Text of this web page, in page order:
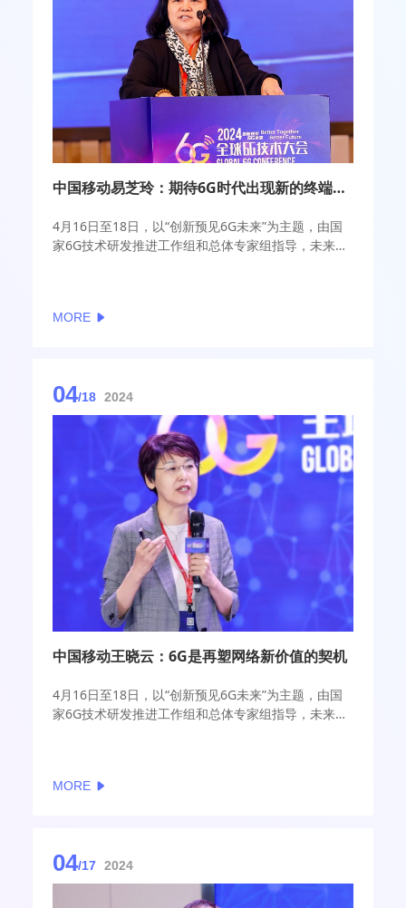
中国移动易芝玲：期待6G时代出现新的终端形态 看好云端智能机器人前景
4月16日至18日，以“创新预见6G未来”为主题，由国
家6G技术研发推进工作组和总体专家组指导，未来移
期间，中国移动研究院首席科学家易芝玲在接受采访
万物互联走向万物智联的跨越。相较于5G，6G网络在
传输速率、时延及用户体验等层面均呈现显著提升：
峰值速率将会达到100Gbps，较5G提升十倍；时延将
会降低到0.1毫秒，仅为5G的十分之一；而从端到端
业务视角看，用户体验将提升2-3倍。
MORE
04/18 2024
中国移动王晓云：6G是再塑网络新价值的契机
4月16日至18日，以“创新预见6G未来”为主题，由国
家6G技术研发推进工作组和总体专家组指导，未来移
期间，中国移动首席科学家、副总工程师王晓云在接
木”的方式实现网络功能可扩展、业务可生成，真正开
启了IT和CT深度融合的设计，让移动通信开始向赋能
千行百业的“平台化网络”演进。而6G，将是再塑网络
MORE
04/17 2024